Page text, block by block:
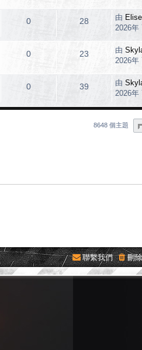
0 28 由
2026年
0 23 由
2026年
0 39 由
2026年
8648 個主題
刪
聯繫我們